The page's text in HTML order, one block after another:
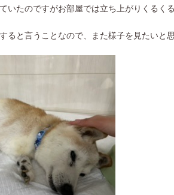
いたのですがお部屋では立ち上がりくるく
ると言うことなので、また様子を見たいと